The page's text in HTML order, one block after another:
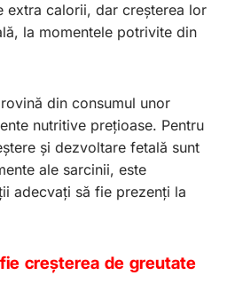
extra calorii, dar creșterea lor
la momentele potrivite din
din consumul unor
nutritive prețioase. Pentru
și dezvoltare fetală sunt
ale sarcinii, este
adecvați să fie prezenți la
creșterea de greutate